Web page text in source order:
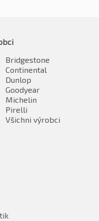
Bridgestone
Continental
Dunlop
Goodyear
Michelin
Pirelli
Všichni výrobci